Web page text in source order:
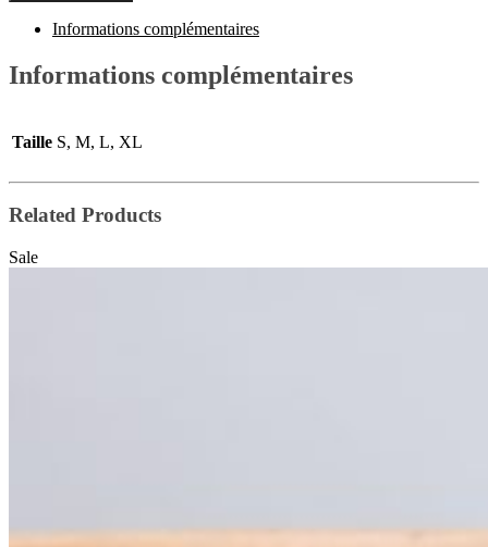
Informations complémentaires
Informations complémentaires
Taille S, M, L, XL
Related Products
Sale